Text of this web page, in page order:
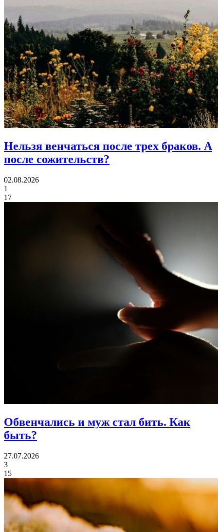
Нельзя венчаться после трех браков. А
после сожительств?
02.08.2026
1
17
Обвенчались и муж стал бить. Как
быть?
27.07.2026
3
15